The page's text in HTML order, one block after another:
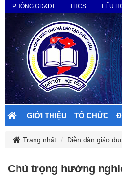
PHÒNG GD&ĐT THCS TIỂU
GIỚI THIỆU TỔ CHỨC
Trang nhất Diễn đàn giáo
Chú trọng hướng